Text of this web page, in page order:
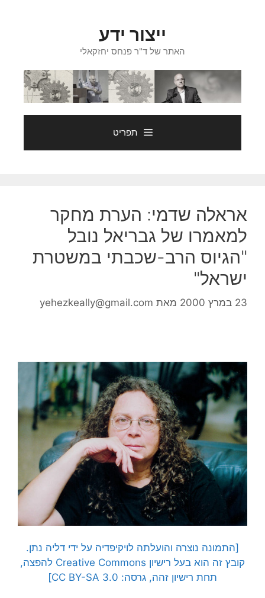
ייצור ידע
האתר של ד"ר פנחס יחזקאלי
תפריט
אראלה שדמי: הערת מחקר
למאמרו של גבריאל נובל
"הגיוס הרב-שכבתי במשטרת
ישראל"
23 במרץ 2000 מאת yehezkeally@gmail.com
[התמונה נוצרה והועלתה לויקיפדיה על ידי דליה נתן.
קובץ זה הוא בעל רישיון Creative Commons להפצה,
תחת רישיון זהה, גרסה: CC BY-SA 3.0]